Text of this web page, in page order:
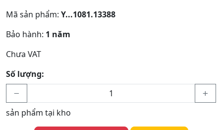
Mã sản phẩm: Y...1081.13388
Bảo hành: 1 năm
Chưa VAT
Số lượng:
sản phẩm tại kho